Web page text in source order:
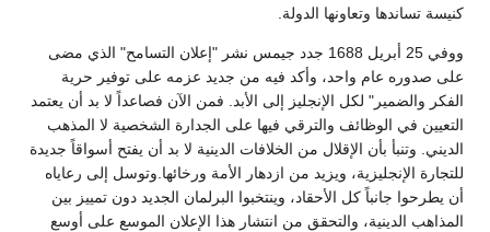
كنيسة تساندها وتعاونها الدولة.
ووفي 25 أبريل 1688 جدد جيمس نشر "إعلان التسامح" الذي مضى
على صدوره عام واحد، وأكد فيه من جديد عزمه على توفير حرية
الفكر والضمير" لكل الإنجليز إلى الأبد. فمن الآن فصاعداً لا بد أن يعتمد
التعيين في الوظائف والترقي فيها على الجدارة الشخصية لا المذهب
الديني. وتنبأ بأن الإقلال من الخلافات الدينية لا بد أن يفتح أسواقاً جديدة
للتجارة الإنجليزية، ويزيد من ازدهار الأمة ورخائها.وتوسل إلى رعاياه
أن يطرحوا جانباً كل الأحقاد، وينتخبوا البرلمان الجديد دون تمييز بين
المذاهب الدينية، والتحقق من انتشار هذا الإعلان الموسع على أوسع